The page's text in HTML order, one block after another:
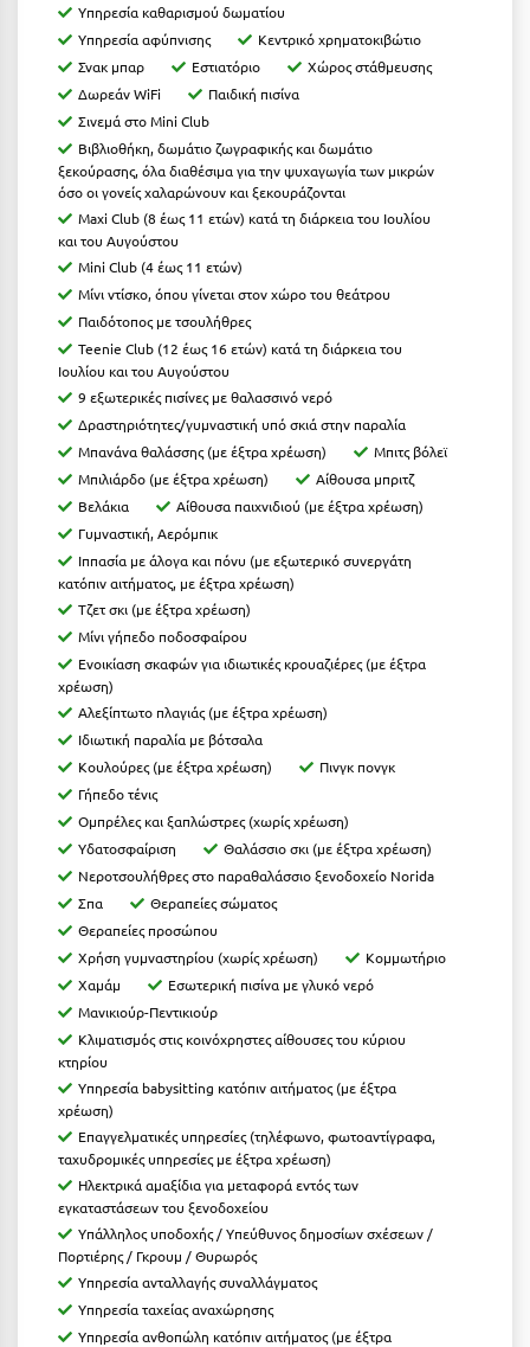
Κόρινθος
Κορώνη
Κουρούτα Ηλείας
Κουφονήσια
Κρήτη
Κύθηρα
Κυλλήνη
Κύμη Ευβοίας
Κυπαρισσία
Κύπρος
Λαγκάδια
Λακόπετρα Αχαΐας
Λακωνία
Λασίθι
Λεπτοκαρυά
Λέσβος
Λευκάδα
Λήμνος
Λίμνη Πλαστήρα
Λιτόχωρο
Λουτρά Πόζαρ
Λουτρά Υπάτης
Λουτράκι
Λούτσα
Μάνη
Υπηρεσία καθαρισμού δωματίου
Υπηρεσία αφύπνισης
Κεντρικό χρηματοκιβώτιο
Σνακ μπαρ
Εστιατόριο
Χώρος στάθμευσης
Δωρεάν WiFi
Παιδική πισίνα
Σινεμά στο Mini Club
Βιβλιοθήκη, δωμάτιο ζωγραφικής και δωμάτιο
ξεκούρασης, όλα διαθέσιμα για την ψυχαγωγία των μικρών
όσο οι γονείς χαλαρώνουν και ξεκουράζονται
Maxi Club (8 έως 11 ετών) κατά τη διάρκεια του Ιουλίου
και του Αυγούστου
Mini Club (4 έως 11 ετών)
Μίνι ντίσκο, όπου γίνεται στον χώρο του θεάτρου
Παιδότοπος με τσουλήθρες
Teenie Club (12 έως 16 ετών) κατά τη διάρκεια του
Ιουλίου και του Αυγούστου
9 εξωτερικές πισίνες με θαλασσινό νερό
Δραστηριότητες/γυμναστική υπό σκιά στην παραλία
Μπανάνα θαλάσσης (με έξτρα χρέωση)
Μπιτς βόλεϊ
Μπιλιάρδο (με έξτρα χρέωση)
Αίθουσα μπριτζ
Βελάκια
Αίθουσα παιχνιδιού (με έξτρα χρέωση)
Γυμναστική, Αερόμπικ
Ιππασία με άλογα και πόνυ (με εξωτερικό συνεργάτη
κατόπιν αιτήματος, με έξτρα χρέωση)
Τζετ σκι (με έξτρα χρέωση)
Μίνι γήπεδο ποδοσφαίρου
Ενοικίαση σκαφών για ιδιωτικές κρουαζιέρες (με έξτρα
χρέωση)
Αλεξίπτωτο πλαγιάς (με έξτρα χρέωση)
Ιδιωτική παραλία με βότσαλα
Κουλούρες (με έξτρα χρέωση)
Πινγκ πονγκ
Γήπεδο τένις
Ομπρέλες και ξαπλώστρες (χωρίς χρέωση)
Υδατοσφαίριση
Θαλάσσιο σκι (με έξτρα χρέωση)
Νεροτσουλήθρες στο παραθαλάσσιο ξενοδοχείο Norida
Σπα
Θεραπείες σώματος
Θεραπείες προσώπου
Χρήση γυμναστηρίου (χωρίς χρέωση)
Κομμωτήριο
Χαμάμ
Εσωτερική πισίνα με γλυκό νερό
Μανικιούρ-Πεντικιούρ
Κλιματισμός στις κοινόχρηστες αίθουσες του κύριου
κτηρίου
Υπηρεσία babysitting κατόπιν αιτήματος (με έξτρα
χρέωση)
Επαγγελματικές υπηρεσίες (τηλέφωνο, φωτοαντίγραφα,
ταχυδρομικές υπηρεσίες με έξτρα χρέωση)
Ηλεκτρικά αμαξίδια για μεταφορά εντός των
εγκαταστάσεων του ξενοδοχείου
Υπάλληλος υποδοχής / Υπεύθυνος δημοσίων σχέσεων /
Πορτιέρης / Γκρουμ / Θυρωρός
Υπηρεσία ανταλλαγής συναλλάγματος
Υπηρεσία ταχείας αναχώρησης
Υπηρεσία ανθοπώλη κατόπιν αιτήματος (με έξτρα